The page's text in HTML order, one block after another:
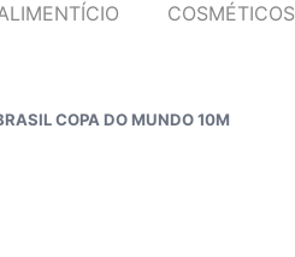
COSMÉTICOS
COPA DO MUNDO 10M